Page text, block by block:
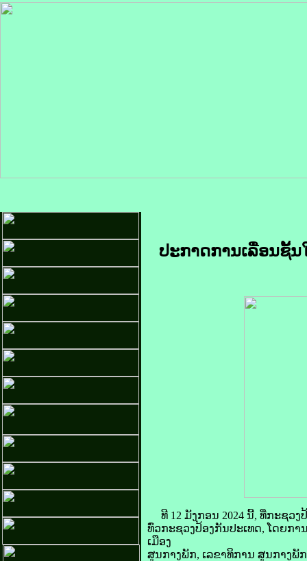
ປະກາດການເລື່ອນຊັ້
ທີ 12 ມັງກອນ 2024 ນີ້, ທີ່ກະຊວ
ທົ່ວກະຊວງປ້ອງກັນປະເທດ, ໂດຍກ
ເມືອງ
ສູນກາງພັກ, ເລຂາທິການ ສູນກາງພັ